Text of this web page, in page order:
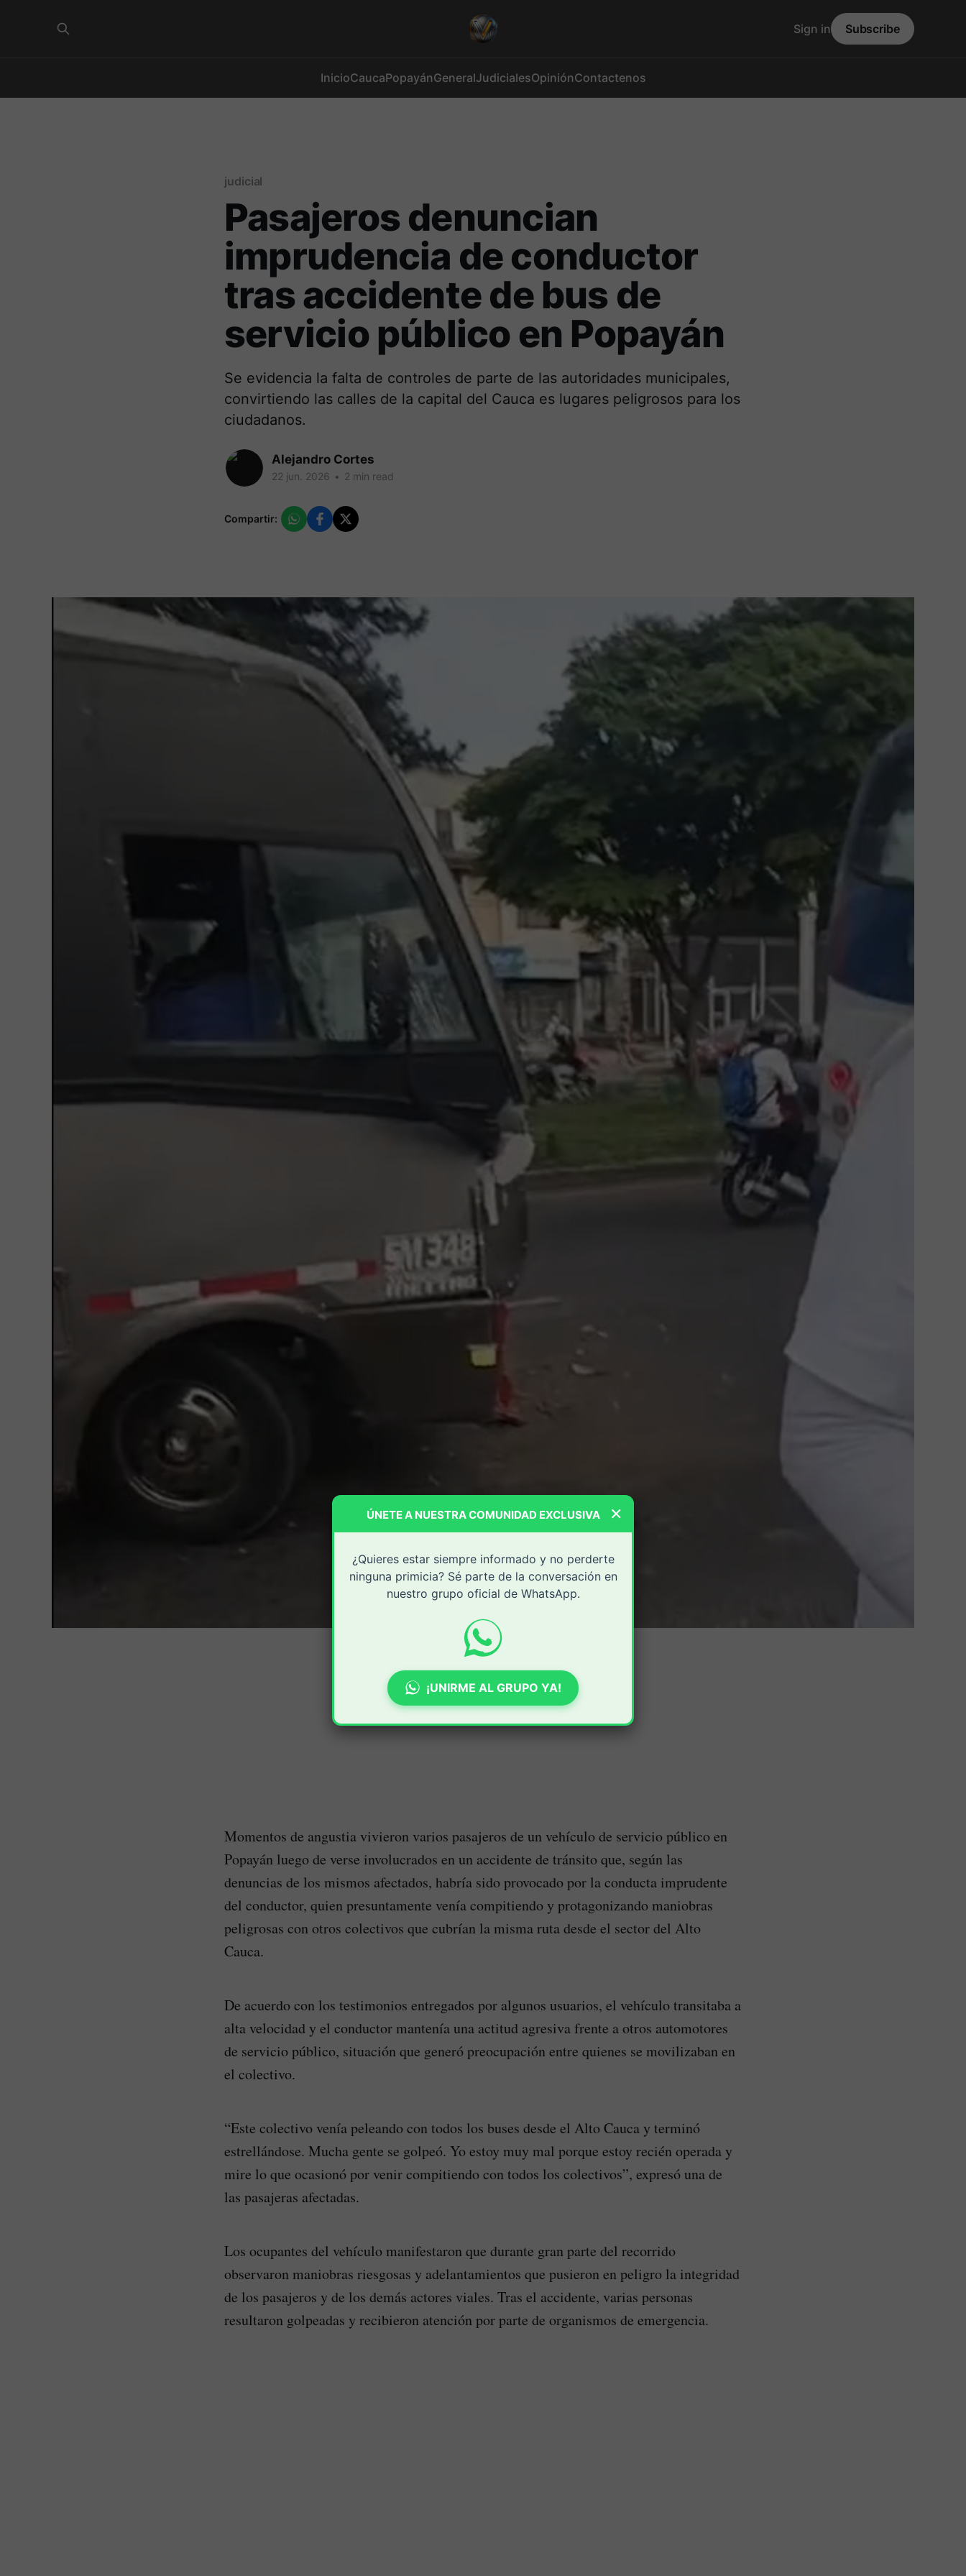
InicioCaucaPopayánGeneralJudicialesOpiniónContactenos
Sign in Subscribe
judicial
Pasajeros denuncian
imprudencia de conductor
tras accidente de bus de
servicio público en Popayán
Se evidencia la falta de controles de parte de las autoridades municipales,
convirtiendo las calles de la capital del Cauca es lugares peligrosos para los
ciudadanos.
Alejandro Cortes
22 jun. 2026 • 2 min read
Compartir:
Momentos de angustia vivieron varios pasajeros de un vehículo de servicio público en
Popayán luego de verse involucrados en un accidente de tránsito que, según las
denuncias de los mismos afectados, habría sido provocado por la conducta imprudente
del conductor, quien presuntamente venía compitiendo y protagonizando maniobras
peligrosas con otros colectivos que cubrían la misma ruta desde el sector del Alto
Cauca.
De acuerdo con los testimonios entregados por algunos usuarios, el vehículo transitaba a
alta velocidad y el conductor mantenía una actitud agresiva frente a otros automotores
de servicio público, situación que generó preocupación entre quienes se movilizaban en
el colectivo.
“Este colectivo venía peleando con todos los buses desde el Alto Cauca y terminó
estrellándose. Mucha gente se golpeó. Yo estoy muy mal porque estoy recién operada y
mire lo que ocasionó por venir compitiendo con todos los colectivos”, expresó una de
las pasajeras afectadas.
Los ocupantes del vehículo manifestaron que durante gran parte del recorrido
observaron maniobras riesgosas y adelantamientos que pusieron en peligro la integridad
de los pasajeros y de los demás actores viales. Tras el accidente, varias personas
resultaron golpeadas y recibieron atención por parte de organismos de emergencia.
×
ÚNETE A NUESTRA COMUNIDAD EXCLUSIVA
¿Quieres estar siempre informado y no perderte
ninguna primicia? Sé parte de la conversación en
nuestro grupo oficial de WhatsApp.
¡UNIRME AL GRUPO YA!